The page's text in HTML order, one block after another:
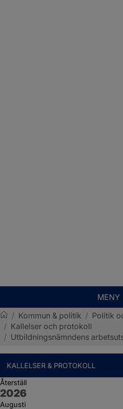
MENY
Sotenäs kommun
/ Kommun & politik / Politik
/ Kallelser och protokoll
/ Utbildningsnämndens
KALLELSER & PROTOKOLL
Återställ
År:
2026
Augusti